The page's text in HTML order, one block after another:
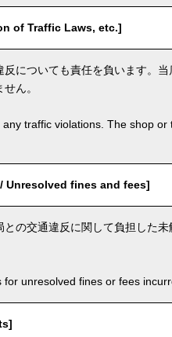
of Traffic Laws, etc.]
についても責任を負います。
ん。
traffic violations. The shop
/ Unresolved fines and fees]
の交通違反に関して負担した
unresolved fines or fees